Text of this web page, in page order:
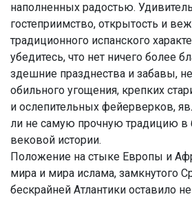
наполненных радостью.
гостеприимство, открытость и
традиционного испанского
убедитесь, что нет ничего более
здешние празднества и забавы,
обильного угощения, крепких
и ослепительных фейерверков,
ли не самую прочную традицию в
вековой истории.
Положение на стыке Европы и
мира и мира ислама, замкнутого
бескрайней Атлантики оставило